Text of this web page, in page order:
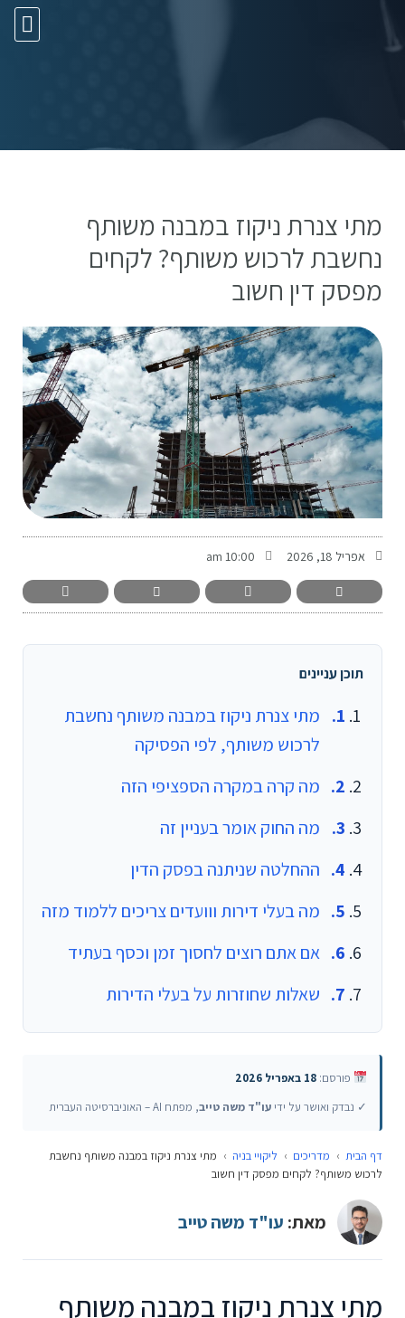
מתי צנרת ניקוז במבנה משותף
נחשבת לרכוש משותף? לקחים
מפסק דין חשוב
אפריל 18, 2026 10:00 am
תוכן עניינים
מתי צנרת ניקוז במבנה משותף נחשבת
לרכוש משותף, לפי הפסיקה
מה קרה במקרה הספציפי הזה
מה החוק אומר בעניין זה
ההחלטה שניתנה בפסק הדין
מה בעלי דירות ווועדים צריכים ללמוד מזה
אם אתם רוצים לחסוך זמן וכסף בעתיד
שאלות שחוזרות על בעלי הדירות
פורסם: 18 באפריל 2026
✓ נבדק ואושר על ידי עו"ד משה טייב, מפתח AI – האוניברסיטה העברית
דף הבית › מדריכים › ליקויי בניה › מתי צנרת ניקוז במבנה משותף נחשבת
לרכוש משותף? לקחים מפסק דין חשוב
מאת: עו"ד משה טייב
מתי צנרת ניקוז במבנה משותף